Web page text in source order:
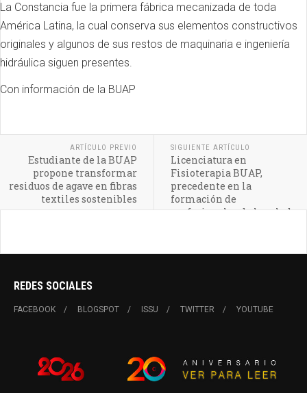
La Constancia fue la primera fábrica mecanizada de toda
América Latina, la cual conserva sus elementos constructivos
originales y algunos de sus restos de maquinaria e ingeniería
hidráulica siguen presentes.
Con información de la BUAP
ARTÍCULO PREVIO
Estudiante de la BUAP
propone transformar
residuos de agave en fibras
textiles sostenibles
SIGUIENTE ARTÍCULO
Licenciatura en
Fisioterapia BUAP,
precedente en la
formación de
profesionales de la salud
REDES SOCIALES
FACEBOOK BLOGSPOT ISSU TWITTER YOUTUBE